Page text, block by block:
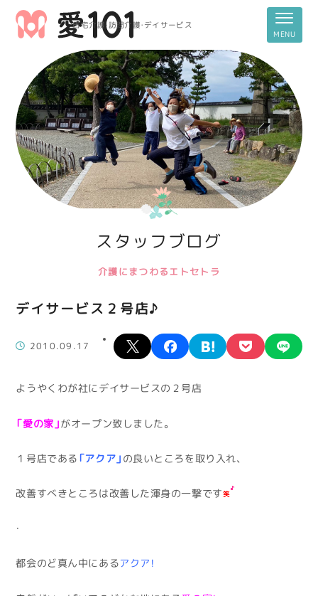
居宅介護・訪問介護・デイサービス
スタッフブログ
介護にまつわるエトセトラ
デイサービス２号店♪
2010.09.17
X facebookhatena pocket
ようやくわが社にデイサービスの２号店
「愛の家」 がオープン致しました。
１号店である 「アクア」 の良いところを取り入れ、
改善すべきところは改善した渾身の一撃です
・
都会のど真ん中にある アクア！